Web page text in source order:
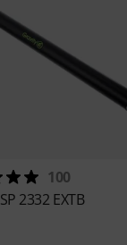
100
SP 2332 EXTB